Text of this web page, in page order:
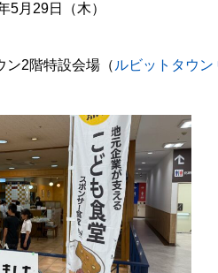
5月29日（木）
ン2階特設会場（ ルビットタウ